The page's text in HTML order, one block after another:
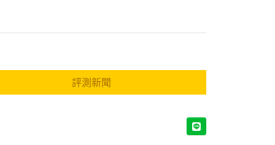
評測新聞